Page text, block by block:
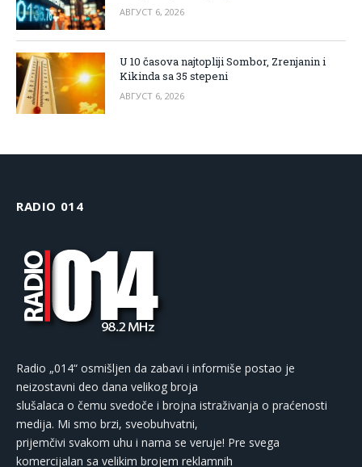
АВГУСТ 6, 2026
U 10 časova najtopliji Sombor, Zrenjanin i
Kikinda sa 35 stepeni
АВГУСТ 6, 2026
RADIO 014
Radio „014“ osmišljen da zabavi i informiše postao je
neizostavni deo dana velikog broja
slušalaca o čemu svedoče i brojna istraživanja o praćenosti
medija. Mi smo brzi, sveobuhvatni,
prijemčivi svakom uhu i nama se veruje! Pre svega
komercijalan sa velikim brojem reklamnih